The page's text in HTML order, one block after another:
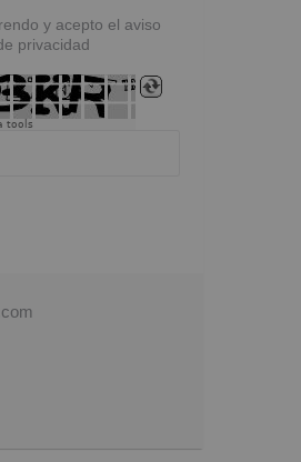
y acepto el aviso
privacidad
tools